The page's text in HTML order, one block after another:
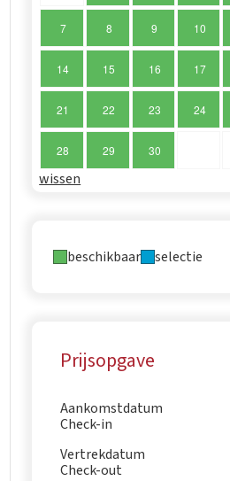
7 8 9 10
14 15 16 17
21 22 23 24
28 29 30
wissen
beschikbaar selectie
Prijsopgave
Aankomstdatum
Check-in
Vertrekdatum
Check-out